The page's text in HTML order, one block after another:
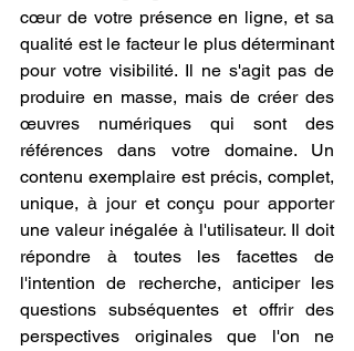
cœur de votre présence en ligne, et sa
qualité est le facteur le plus déterminant
pour votre visibilité. Il ne s'agit pas de
produire en masse, mais de créer des
œuvres numériques qui sont des
références dans votre domaine. Un
contenu exemplaire est précis, complet,
unique, à jour et conçu pour apporter
une valeur inégalée à l'utilisateur. Il doit
répondre à toutes les facettes de
l'intention de recherche, anticiper les
questions subséquentes et offrir des
perspectives originales que l'on ne